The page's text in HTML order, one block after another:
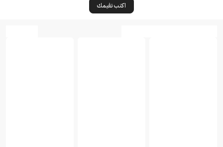
اكتب تقيمك